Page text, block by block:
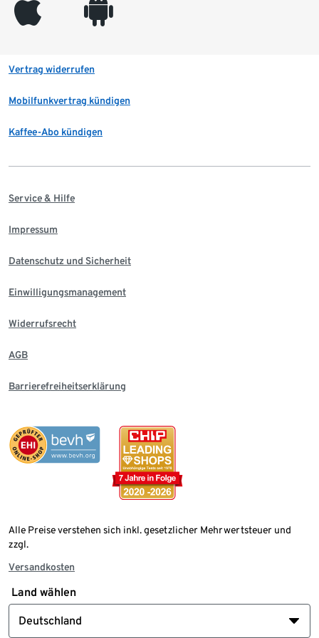
appleinc android
Vertrag widerrufen
Mobilfunkvertrag kündigen
Kaffee-Abo kündigen
Service & Hilfe
Impressum
Datenschutz und Sicherheit
Einwilligungsmanagement
Widerrufsrecht
AGB
Barrierefreiheitserklärung
Alle Preise verstehen sich inkl. gesetzlicher Mehrwertsteuer und
zzgl.
Versandkosten
Land wählen
Deutschland